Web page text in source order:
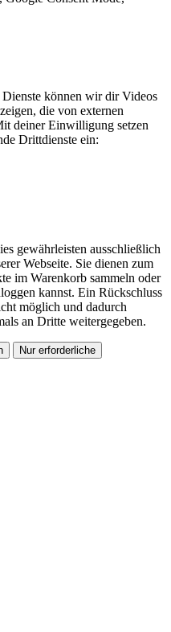
können wir dir Videos
die von externen
deiner Einwilligung setzen
Drittdienste ein:
gewährleisten ausschließlich
Webseite. Sie dienen zum
im Warenkorb sammeln oder
kannst. Ein Rückschluss
möglich und dadurch
an Dritte weitergegeben.
Nur erforderliche